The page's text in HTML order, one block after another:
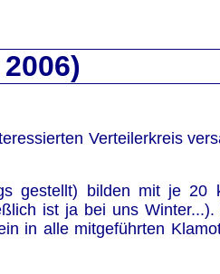
Verteilerkreis
gestellt) bilden mit je 20
ist ja bei uns Winter...).
in alle mitgeführten